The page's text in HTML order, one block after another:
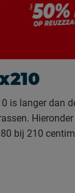
is langer dan
bij 210